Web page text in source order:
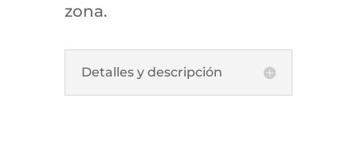
zona.
Detalles y descripción